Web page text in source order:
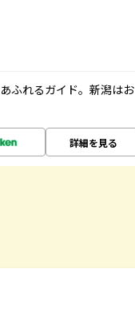
ふれるガイド。新潟はお
詳細を見る